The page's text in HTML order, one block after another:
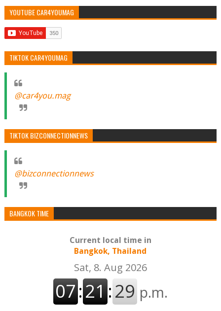
YOUTUBE CAR4YOUMAG
TIKTOK CAR4YOUMAG
@car4you.mag
TIKTOK BIZCONNECTIONNEWS
@bizconnectionnews
BANGKOK TIME
Current local time in
Bangkok, Thailand